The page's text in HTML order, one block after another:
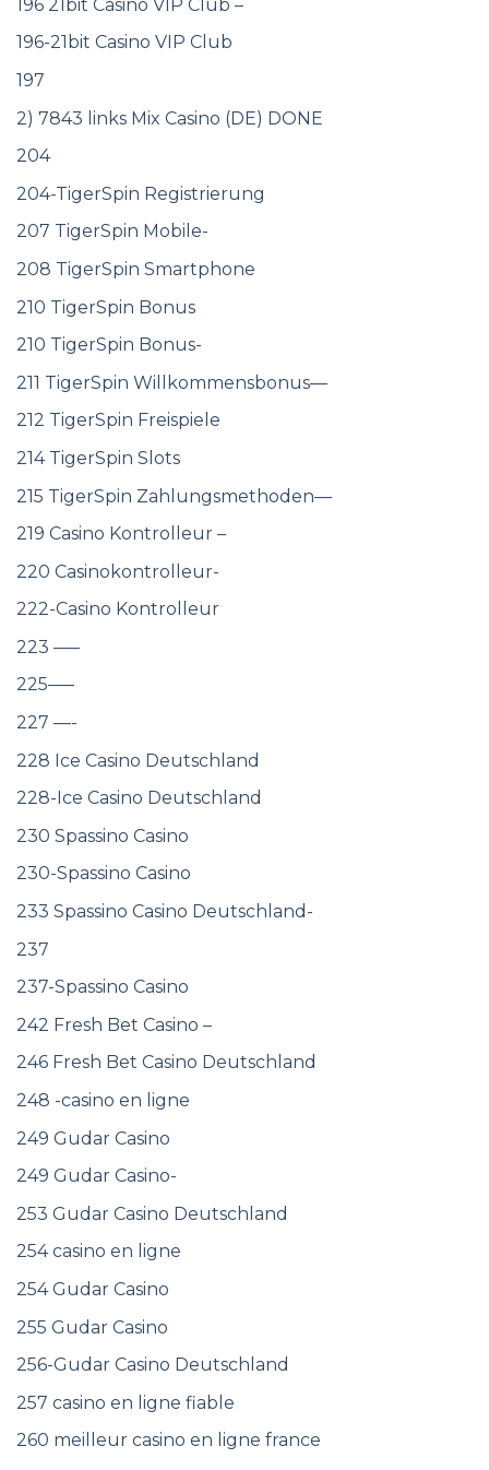
196 21bit Casino VIP Club –
196-21bit Casino VIP Club
197
2) 7843 links Mix Casino (DE) DONE
204
204-TigerSpin Registrierung
207 TigerSpin Mobile-
208 TigerSpin Smartphone
210 TigerSpin Bonus
210 TigerSpin Bonus-
211 TigerSpin Willkommensbonus—
212 TigerSpin Freispiele
214 TigerSpin Slots
215 TigerSpin Zahlungsmethoden—
219 Casino Kontrolleur –
220 Casinokontrolleur-
222-Casino Kontrolleur
223 —–
225—–
227 —-
228 Ice Casino Deutschland
228-Ice Casino Deutschland
230 Spassino Casino
230-Spassino Casino
233 Spassino Casino Deutschland-
237
237-Spassino Casino
242 Fresh Bet Casino –
246 Fresh Bet Casino Deutschland
248 -casino en ligne
249 Gudar Casino
249 Gudar Casino-
253 Gudar Casino Deutschland
254 casino en ligne
254 Gudar Casino
255 Gudar Casino
256-Gudar Casino Deutschland
257 casino en ligne fiable
260 meilleur casino en ligne france